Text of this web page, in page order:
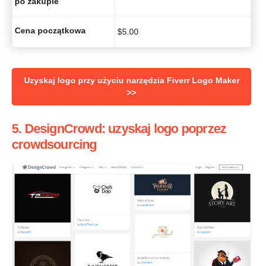
Cena początkowa $5.00
Uzyskaj logo przy użyciu narzędzia Fiverr Logo Maker
>>
5. DesignCrowd: uzyskaj logo poprzez
crowdsourcing